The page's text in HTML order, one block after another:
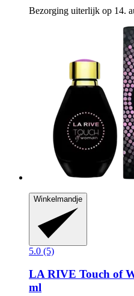
Bezorging uiterlijk op 14.
Winkelmandje
5.0 (5)
LA RIVE Touch of
ml